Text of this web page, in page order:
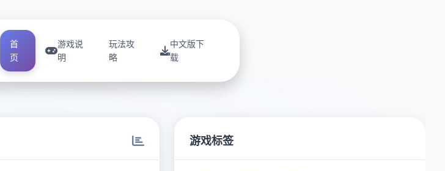
首
页
游戏说
明
玩法攻
略
中文版下
载
游戏标签